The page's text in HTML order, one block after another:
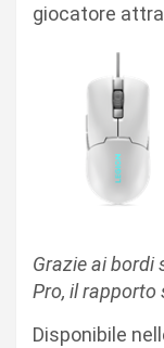
giocatore
Grazie ai bordi
Pro, il rapporto
Disponibile